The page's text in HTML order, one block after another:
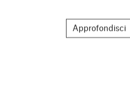
Approfondisci